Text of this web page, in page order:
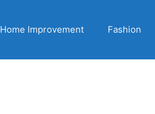
Home Improvement Fashion